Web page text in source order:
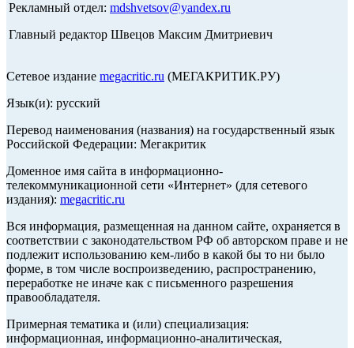
Рекламный отдел: mdshvetsov@yandex.ru
Главный редактор Швецов Максим Дмитриевич
Сетевое издание megacritic.ru (МЕГАКРИТИК.РУ)
Язык(и): русский
Перевод наименования (названия) на государственный язык
Российской Федерации: Мегакритик
Доменное имя сайта в информационно-
телекоммуникационной сети «Интернет» (для сетевого
издания): megacritic.ru
Вся информация, размещенная на данном сайте, охраняется в
соответствии с законодательством РФ об авторском праве и не
подлежит использованию кем-либо в какой бы то ни было
форме, в том числе воспроизведению, распространению,
переработке не иначе как с письменного разрешения
правообладателя.
Примерная тематика и (или) специализация:
информационная, информационно-аналитическая,